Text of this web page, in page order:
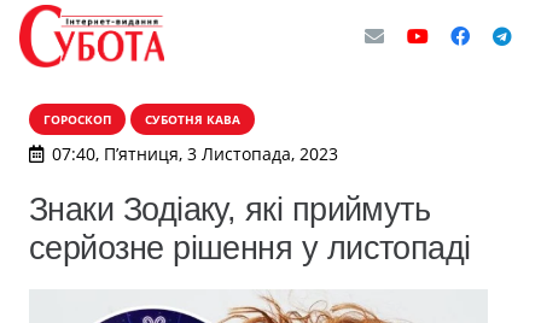
ГОРОСКОП СУБОТНЯ КАВА
07:40, П’ятниця, 3 Листопада, 2023
Знаки Зодіаку, які приймуть
серйозне рішення у листопаді